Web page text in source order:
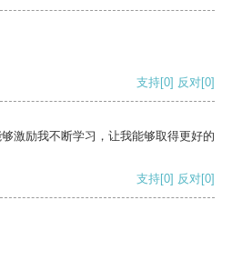
支持[0] 反对[0]
激励我不断学习，让我能够取得更好的
支持[0] 反对[0]